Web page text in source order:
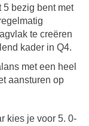
5 bezig bent met
te creëren
kader in Q4.
met een heel
aansturen op
kies je voor 5. 0-